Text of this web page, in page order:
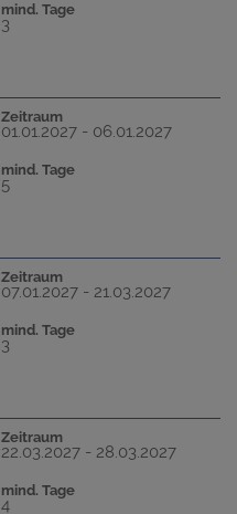
mind. Tage
3
Zeitraum
01.01.2027 - 06.01.2027
mind. Tage
5
Zeitraum
07.01.2027 - 21.03.2027
mind. Tage
3
Zeitraum
22.03.2027 - 28.03.2027
mind. Tage
4